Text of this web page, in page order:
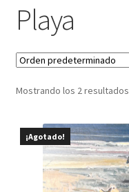
Carrito
Finalizar compra
Mi cuenta
Personalizar Cookies
Política de Cookies
Playa
Mostrando los 2 resultados
¡Agotado!